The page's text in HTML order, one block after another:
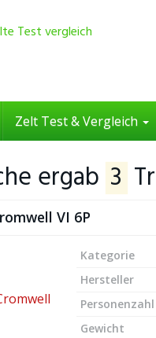
Zelt Test & Vergleich
ergab 3
VI 6P
Kategorie
Hersteller
Personenzahl
Gewicht